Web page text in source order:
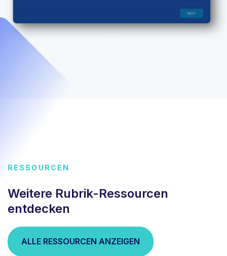
RESSOURCEN
Weitere Rubrik-Ressourcen
entdecken
ALLE RESSOURCEN ANZEIGEN